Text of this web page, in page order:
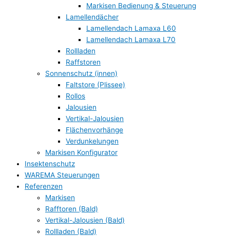
Markisen Bedienung & Steuerung
Lamellendächer
Lamellendach Lamaxa L60
Lamellendach Lamaxa L70
Rollladen
Raffstoren
Sonnenschutz (innen)
Faltstore (Plissee)
Rollos
Jalousien
Vertikal-Jalousien
Flächenvorhänge
Verdunkelungen
Markisen Konfigurator
Insektenschutz
WAREMA Steuerungen
Referenzen
Markisen
Rafftoren (Bald)
Vertikal-Jalousien (Bald)
Rollladen (Bald)